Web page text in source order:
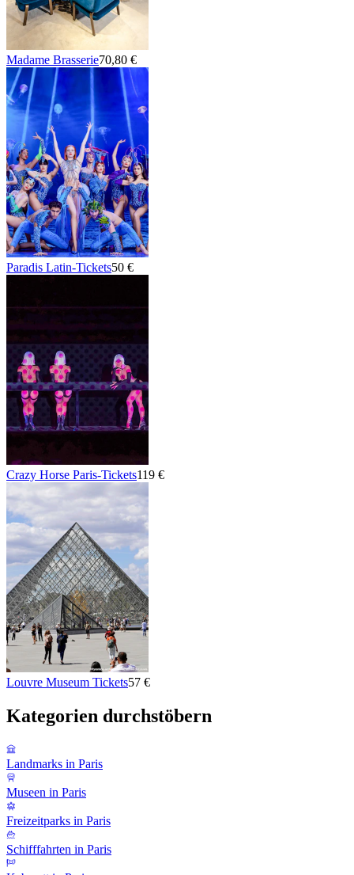
Madame Brasserie70,80 €
Paradis Latin-Tickets50 €
Crazy Horse Paris-Tickets119 €
Louvre Museum Tickets57 €
Kategorien durchstöbern
Landmarks in Paris
Museen in Paris
Freizeitparks in Paris
Schifffahrten in Paris